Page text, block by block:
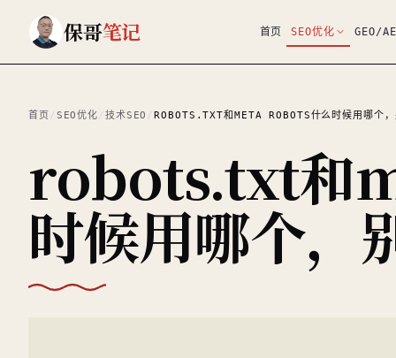
保哥笔记 首页 SEO优化 GEO/
首页/ SEO优化/ 技术SEO /ROBOTS.TXT和META ROBOTS什么时候用哪个
robots.txt和
时候用哪个，